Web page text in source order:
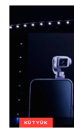
KÜTYÜK